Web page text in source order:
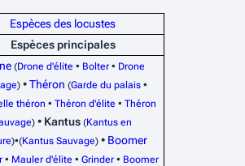
Espèces des locustes
Espèces principales
(Drone d'élite • Bolter• Drone
)•Théron (Garde du palais•
théron • Théron d'élite • Théron
) • Kantus (Kantus en
)•(Kantus Sauvage)• Boomer
• Mauler d'élite • Grinder• Boomer